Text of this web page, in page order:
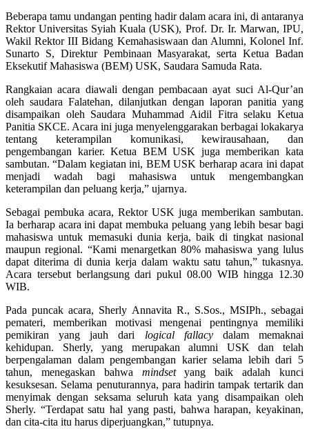
Beberapa tamu undangan penting hadir dalam acara ini, di antaranya
Rektor Universitas Syiah Kuala (USK), Prof. Dr. Ir. Marwan, IPU,
Wakil Rektor III Bidang Kemahasiswaan dan Alumni, Kolonel Inf.
Sunarto S, Direktur Pembinaan Masyarakat, serta Ketua Badan
Eksekutif Mahasiswa (BEM) USK, Saudara Samuda Rata.
Rangkaian acara diawali dengan pembacaan ayat suci Al-Qur’an
oleh saudara Falatehan, dilanjutkan dengan laporan panitia yang
disampaikan oleh Saudara Muhammad Aidil Fitra selaku Ketua
Panitia SKCE. Acara ini juga menyelenggarakan berbagai lokakarya
tentang keterampilan komunikasi, kewirausahaan, dan
pengembangan karier. Ketua BEM USK juga memberikan kata
sambutan. “Dalam kegiatan ini, BEM USK berharap acara ini dapat
menjadi wadah bagi mahasiswa untuk mengembangkan
keterampilan dan peluang kerja,” ujarnya.
Sebagai pembuka acara, Rektor USK juga memberikan sambutan.
Ia berharap acara ini dapat membuka peluang yang lebih besar bagi
mahasiswa untuk memasuki dunia kerja, baik di tingkat nasional
maupun regional. “Kami menargetkan 80% mahasiswa yang lulus
dapat diterima di dunia kerja dalam waktu satu tahun,” tukasnya.
Acara tersebut berlangsung dari pukul 08.00 WIB hingga 12.30
WIB.
Pada puncak acara, Sherly Annavita R., S.Sos., MSIPh., sebagai
pemateri, memberikan motivasi mengenai pentingnya memiliki
pemikiran yang jauh dari logical fallacydalam memaknai
kehidupan. Sherly, yang merupakan alumni USK dan telah
berpengalaman dalam pengembangan karier selama lebih dari 5
tahun, menegaskan bahwa mindsetyang baik adalah kunci
kesuksesan. Selama penuturannya, para hadirin tampak tertarik dan
menyimak dengan seksama seluruh kata yang disampaikan oleh
Sherly. “Terdapat satu hal yang pasti, bahwa harapan, keyakinan,
dan cita-cita itu harus diperjuangkan,” tutupnya.